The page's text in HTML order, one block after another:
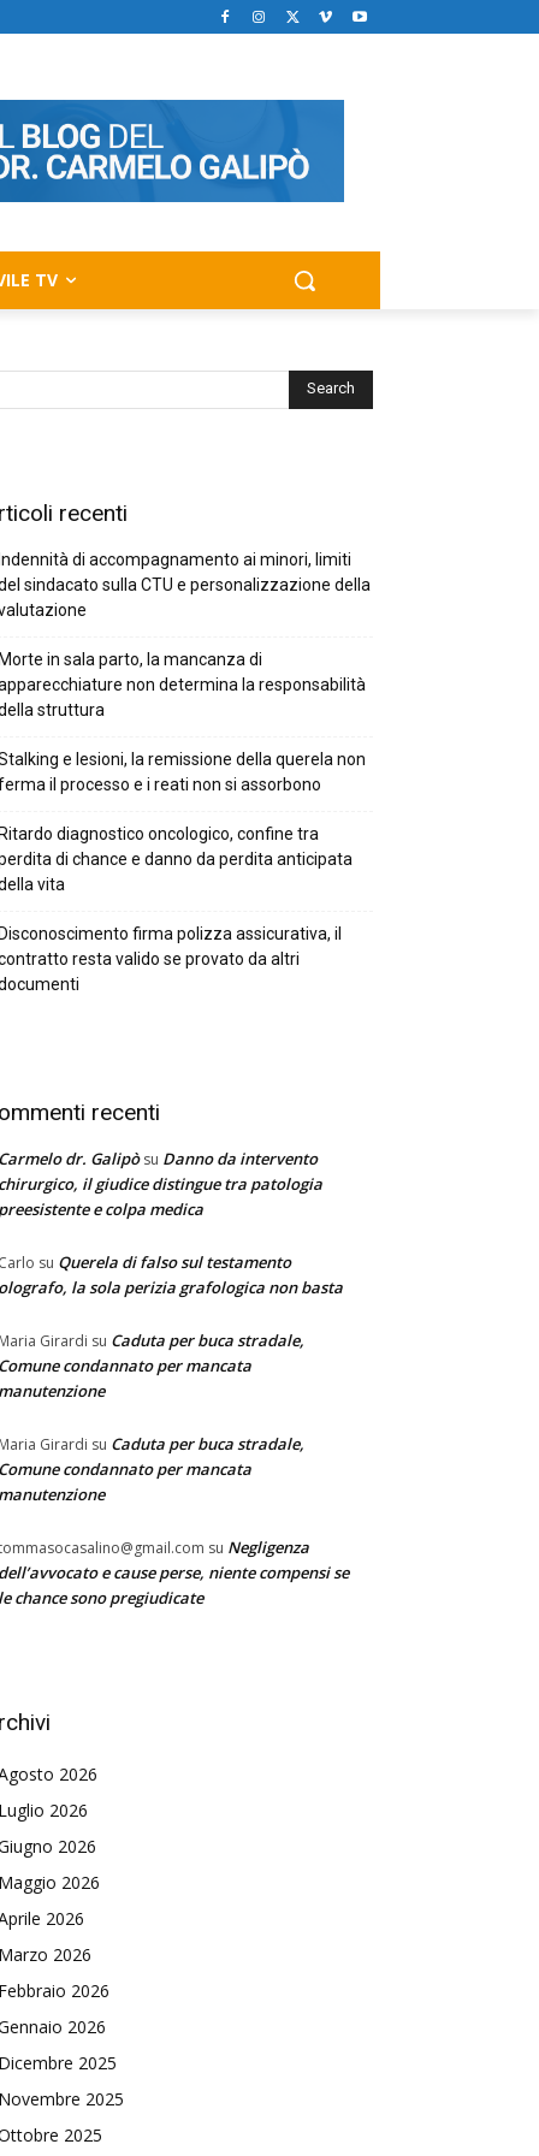
TV
recenti
di accompagnamento ai minori, limiti
sindacato sulla CTU e personalizzazione della
in sala parto, la mancanza di
non determina la responsabilità
struttura
e lesioni, la remissione della querela non
il processo e i reati non si assorbono
diagnostico oncologico, confine tra
di chance e danno da perdita anticipata
vita
firma polizza assicurativa, il
resta valido se provato da altri
recenti
dr. Galipòsu Danno da intervento
il giudice distingue tra patologia
e colpa medica
su Querela di falso sul testamento
la sola perizia grafologica non basta
Girardi su Caduta per buca stradale,
condannato per mancata
Girardi su Caduta per buca stradale,
condannato per mancata
su Negligenza
e cause perse, niente compensi se
chance sono pregiudicate
2026
2026
2026
2026
2026
2026
2026
2026
2025
2025
2025